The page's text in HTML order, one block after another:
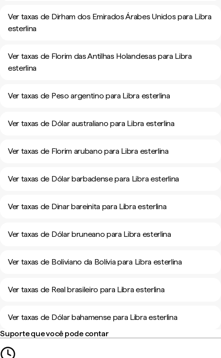
Ver taxas de Dirham dos Emirados Árabes Unidos para Libra
esterlina
Ver taxas de Florim das Antilhas Holandesas para Libra
esterlina
Ver taxas de Peso argentino para Libra esterlina
Ver taxas de Dólar australiano para Libra esterlina
Ver taxas de Florim arubano para Libra esterlina
Ver taxas de Dólar barbadense para Libra esterlina
Ver taxas de Dinar bareinita para Libra esterlina
Ver taxas de Dólar bruneano para Libra esterlina
Ver taxas de Boliviano da Bolívia para Libra esterlina
Ver taxas de Real brasileiro para Libra esterlina
Ver taxas de Dólar bahamense para Libra esterlina
Suporte que você pode contar